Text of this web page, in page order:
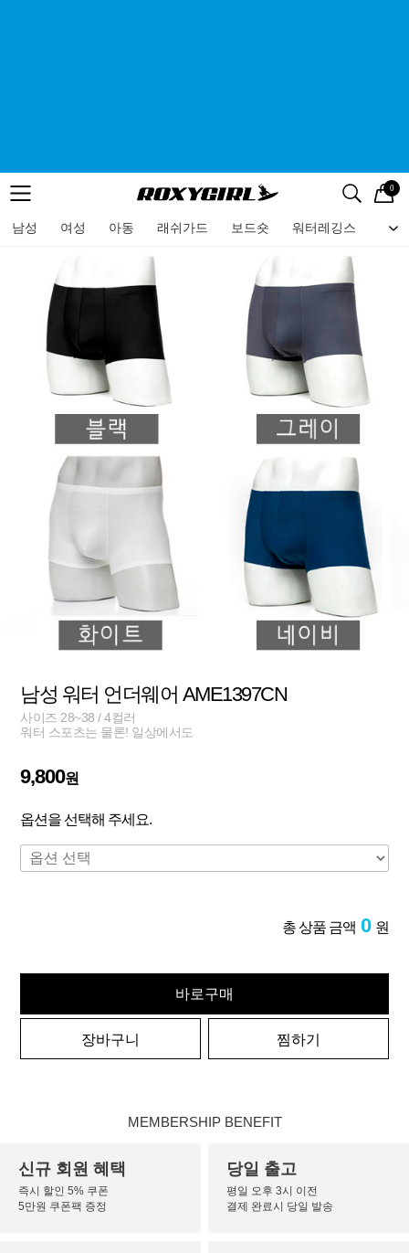
메뉴 검색
로고 0
남성 여성 아동 래쉬가드 보드숏 워터레깅스 비
메뉴
남성 워터 언더웨어 AME1397CN
사이즈 28~38 / 4컬러
워터 스포츠는 물론! 일상에서도
9,800원
옵션을 선택해 주세요.
총 상품 금액 0 원
바로구매
장바구니 찜하기
MEMBERSHIP BENEFIT
신규 회원 혜택
즉시 할인 5% 쿠폰
5만원 쿠폰팩 증정
당일 출고
평일 오후 3시 이전
결제 완료시 당일 발송